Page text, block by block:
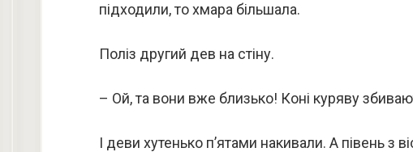
підходили, то хмара більшала.
Поліз другий дев на стіну.
– Ой, та вони вже близько! Коні куряву
І деви хутенько п’ятами накивали. А півень з